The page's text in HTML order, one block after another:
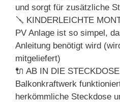
und sorgt für zusätzliche
🪛 KINDERLEICHTE
PV Anlage ist so simpel,
Anleitung benötigt wird
mitgeliefert)
🔌 AB IN DIE
Balkonkraftwerk
herkömmliche Steckdose